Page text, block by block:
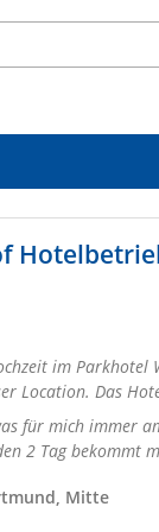
im Parkhotel
Location. Das
für mich immer
2 Tag bekommt
Mitte